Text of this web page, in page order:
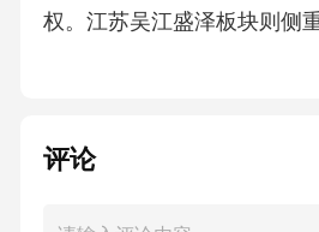
权。江苏吴江盛泽板块则侧
精密后整理工艺方面具备显
评论